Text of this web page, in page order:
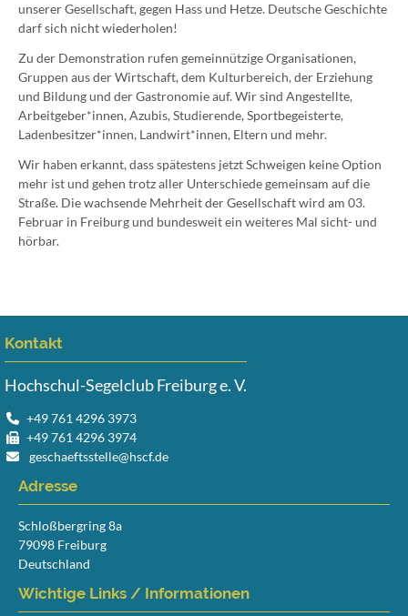
unserer Gesellschaft, gegen Hass und Hetze. Deutsche Geschichte
darf sich nicht wiederholen!
Zu der Demonstration rufen gemeinnützige Organisationen,
Gruppen aus der Wirtschaft, dem Kulturbereich, der Erziehung
und Bildung und der Gastronomie auf. Wir sind Angestellte,
Arbeitgeber*innen, Azubis, Studierende, Sportbegeisterte,
Ladenbesitzer*innen, Landwirt*innen, Eltern und mehr.
Wir haben erkannt, dass spätestens jetzt Schweigen keine Option
mehr ist und gehen trotz aller Unterschiede gemeinsam auf die
Straße. Die wachsende Mehrheit der Gesellschaft wird am 03.
Februar in Freiburg und bundesweit ein weiteres Mal sicht- und
hörbar.
Kontakt
Hochschul-Segelclub Freiburg e. V.
+49 761 4296 3973
+49 761 4296 3974
geschaeftsstelle@hscf.de
Adresse
Schloßbergring 8a
79098 Freiburg
Deutschland
Wichtige Links / Informationen